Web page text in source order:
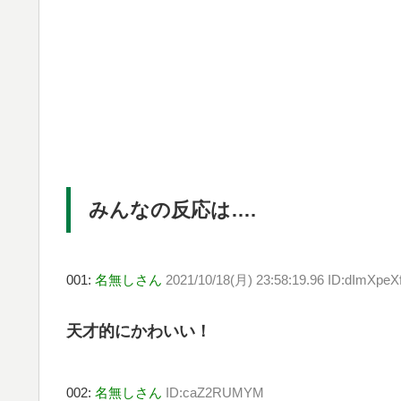
みんなの反応は….
001: 名無しさん 2021/10/18(月) 23:58:19.96
天才的にかわいい！
002: 名無しさん ID:caZ2RUMYM